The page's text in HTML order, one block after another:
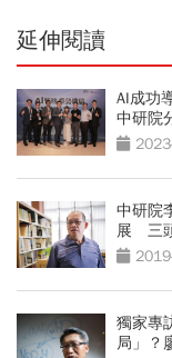
延伸閱讀
AI成功
中研院
中研院
展 三
獨家專
局」？